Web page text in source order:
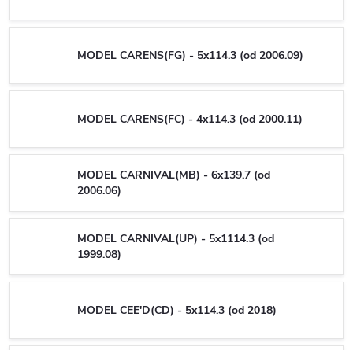
MODEL CARENS(FG) - 5x114.3 (od 2006.09)
MODEL CARENS(FC) - 4x114.3 (od 2000.11)
MODEL CARNIVAL(MB) - 6x139.7 (od
2006.06)
MODEL CARNIVAL(UP) - 5x1114.3 (od
1999.08)
MODEL CEE'D(CD) - 5x114.3 (od 2018)